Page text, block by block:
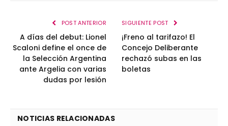
POST ANTERIOR
A días del debut: Lionel
Scaloni define el once de
la Selección Argentina
ante Argelia con varias
dudas por lesión
SIGUIENTE POST
¡Freno al tarifazo! El
Concejo Deliberante
rechazó subas en las
boletas
NOTICIAS RELACIONADAS